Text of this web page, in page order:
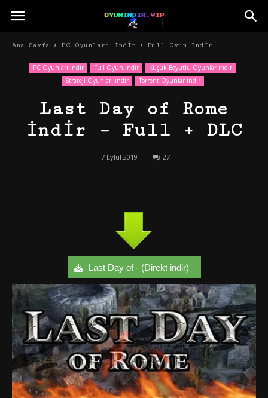
Ana Sayfa PC Oyunları İndir Full Oyun İndir
PC Oyunları İndir Full Oyun İndir
Küçük Boyutlu Oyunlar İndir
Strateji Oyunları İndir
Torrent Oyunlar indir
Last Day of Rome
İndir – Full + DLC
7 Eylül 2019 27
Last Day of - (Direkt indir)